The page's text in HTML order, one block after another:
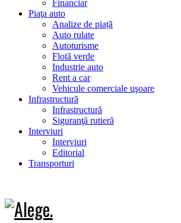
Financiar
Piaţa auto
Analize de piață
Auto rulate
Autoturisme
Flotă verde
Industrie auto
Rent a car
Vehicule comerciale uşoare
Infrastructură
Infrastructură
Siguranţă rutieră
Interviuri
Interviuri
Editorial
Transporturi